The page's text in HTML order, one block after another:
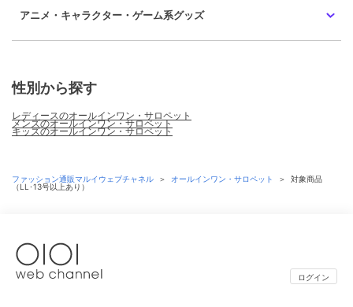
アニメ・キャラクター・ゲーム系グッズ
性別から探す
レディースのオールインワン・サロペット
メンズのオールインワン・サロペット
キッズのオールインワン・サロペット
ファッション通販マルイウェブチャネル ＞ オールインワン・サロペット ＞
対象商品
（LL･13号以上あり）
ログイン